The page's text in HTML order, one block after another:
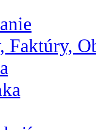
Faktúry,